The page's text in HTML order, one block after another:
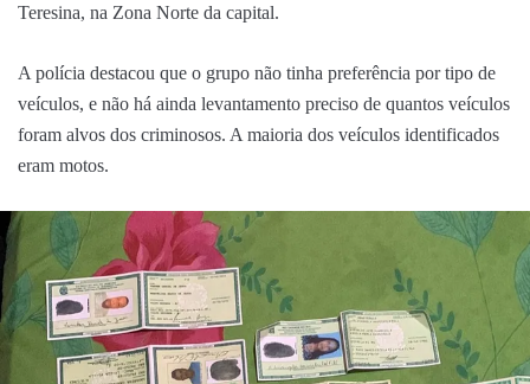
Teresina, na Zona Norte da capital.
A polícia destacou que o grupo não tinha preferência por tipo de
veículos, e não há ainda levantamento preciso de quantos veículos
foram alvos dos criminosos. A maioria dos veículos identificados
eram motos.